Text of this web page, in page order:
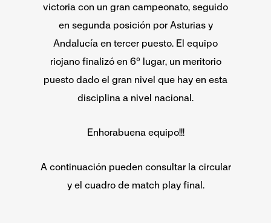
victoria con un gran campeonato, seguido
en segunda posición por Asturias y
Andalucía en tercer puesto. El equipo
riojano finalizó en 6º lugar, un meritorio
puesto dado el gran nivel que hay en esta
disciplina a nivel nacional.
Enhorabuena equipo!!!
A continuación pueden consultar la circular
y el cuadro de match play final.